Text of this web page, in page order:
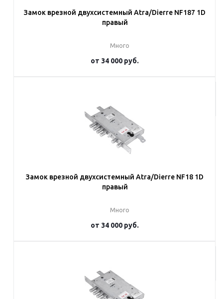
Замок врезной двухсистемный Atra/Dierre NF187 1D
правый
Много
от 34 000 руб.
Замок врезной двухсистемный Atra/Dierre NF18 1D
правый
Много
от 34 000 руб.